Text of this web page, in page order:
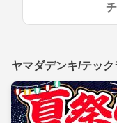
ヤマダデンキ/テッ